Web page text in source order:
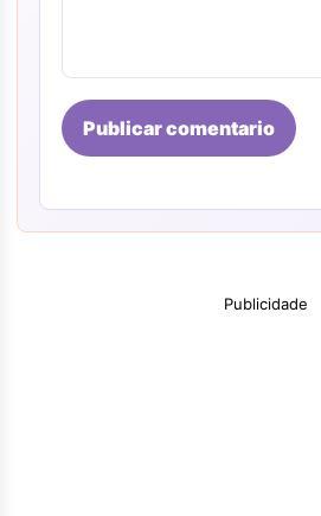
Publicar comentario
Publicidade